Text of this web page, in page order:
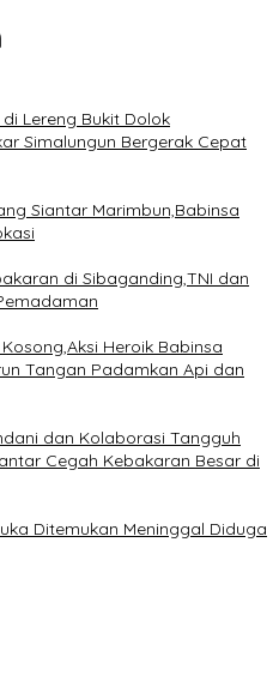
Lereng Bukit Dolok
Simalungun Bergerak Cepat
Siantar Marimbun,Babinsa
di Sibaganding,TNI dan
Heroik Babinsa
Tangan Padamkan Api dan
dan Kolaborasi Tangguh
Cegah Kebakaran Besar di
Ditemukan Meninggal Diduga